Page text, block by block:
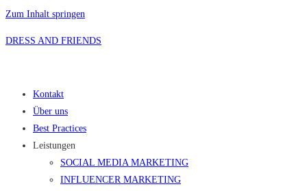
Zum Inhalt springen
DRESS AND FRIENDS
Kontakt
Über uns
Best Practices
Leistungen
SOCIAL MEDIA MARKETING
INFLUENCER MARKETING